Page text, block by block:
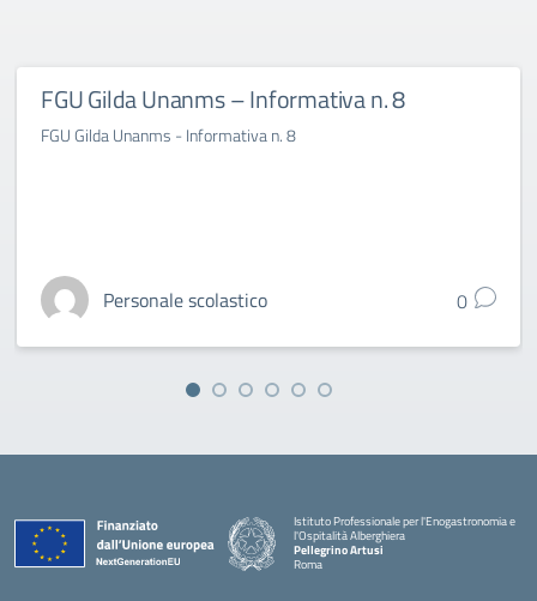
FGU Gilda Unanms – Informativa n. 8
FGU Gilda Unanms - Informativa n. 8
Personale scolastico 0
Istituto Professionale per l'Enogastronomia e
l'Ospitalità Alberghiera
Pellegrino Artusi
Roma